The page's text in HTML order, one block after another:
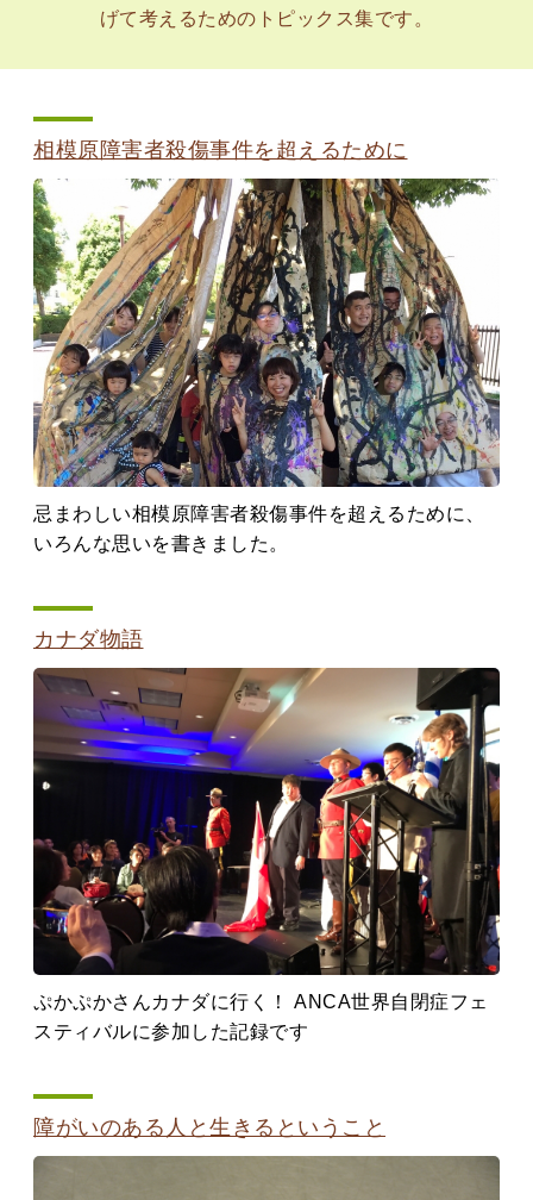
げて考えるためのトピックス集です。
相模原障害者殺傷事件を超えるために
忌まわしい相模原障害者殺傷事件を超えるために、
いろんな思いを書きました。
カナダ物語
ぷかぷかさんカナダに行く！ ANCA世界自閉症フェ
スティバルに参加した記録です
障がいのある人と生きるということ